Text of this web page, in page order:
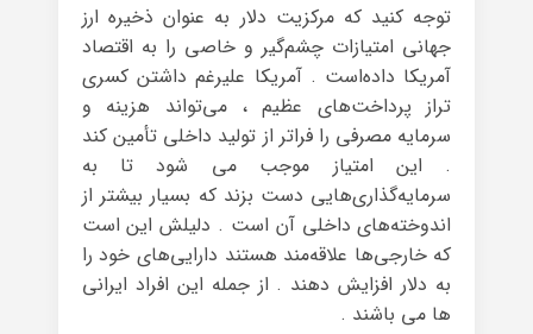
توجه کنید که مرکزیت دلار به عنوان ذخیره ارز
جهانی امتیازات چشم‌گیر و خاصی را به اقتصاد
آمریکا داده‌است . آمریکا علیرغم داشتن کسری
تراز پرداخت‌های عظیم ، می‌تواند هزینه و
سرمایه مصرفی را فراتر از تولید داخلی تأمین کند
. این امتیاز موجب می شود تا به
سرمایه‌گذاری‌هایی دست بزند که بسیار بیشتر از
اندوخته‌های داخلی آن است . دلیلش این است
که خارجی‌ها علاقه‌مند هستند دارایی‌های خود را
به دلار افزایش دهند . از جمله این افراد ایرانی
ها می باشند .